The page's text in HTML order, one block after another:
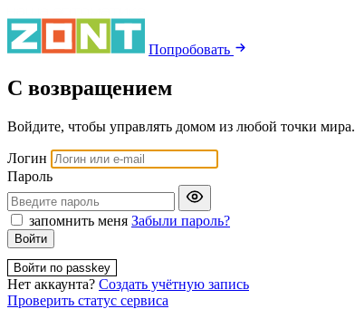
Попробовать
С возвращением
Войдите, чтобы управлять домом из любой точки мира.
Логин
Пароль
запомнить меня Забыли пароль?
Войти
Войти по passkey
Нет аккаунта? Создать учётную запись
Проверить статус сервиса